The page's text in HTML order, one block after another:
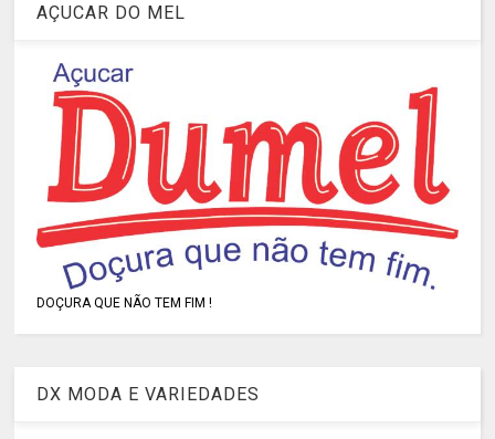
AÇUCAR DO MEL
DOÇURA QUE NÃO TEM FIM !
DX MODA E VARIEDADES